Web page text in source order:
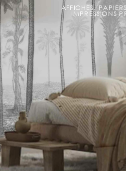
AFFICHES,
IMPRESSIONS